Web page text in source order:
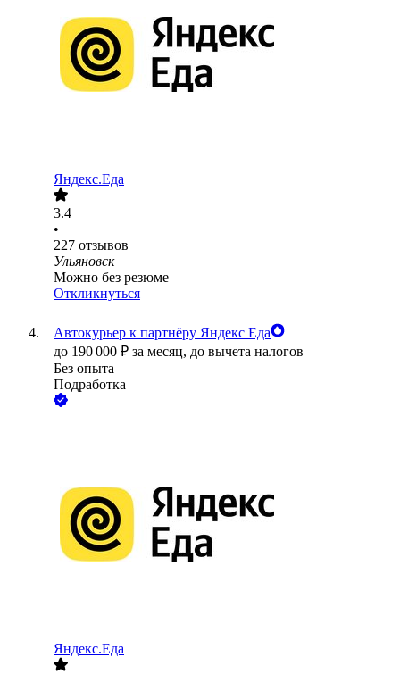
Яндекс.Еда
3.4
•
227 отзывов
Ульяновск
Можно без резюме
Откликнуться
Автокурьер к партнёру Яндекс Еда
до 190 000 ₽ за месяц, до вычета налогов
Без опыта
Подработка
Яндекс.Еда